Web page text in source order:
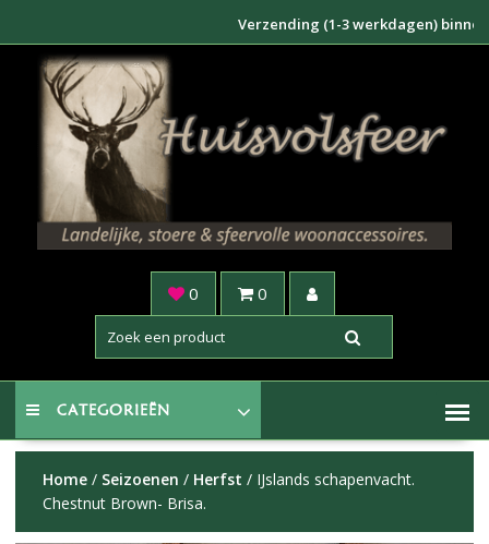
inhoud
Verzending (1-3 werkdagen) binnen
0 0
CATEGORIEËN
Home/ Seizoenen / Herfst / IJslands schapenvacht.
Chestnut Brown- Brisa.